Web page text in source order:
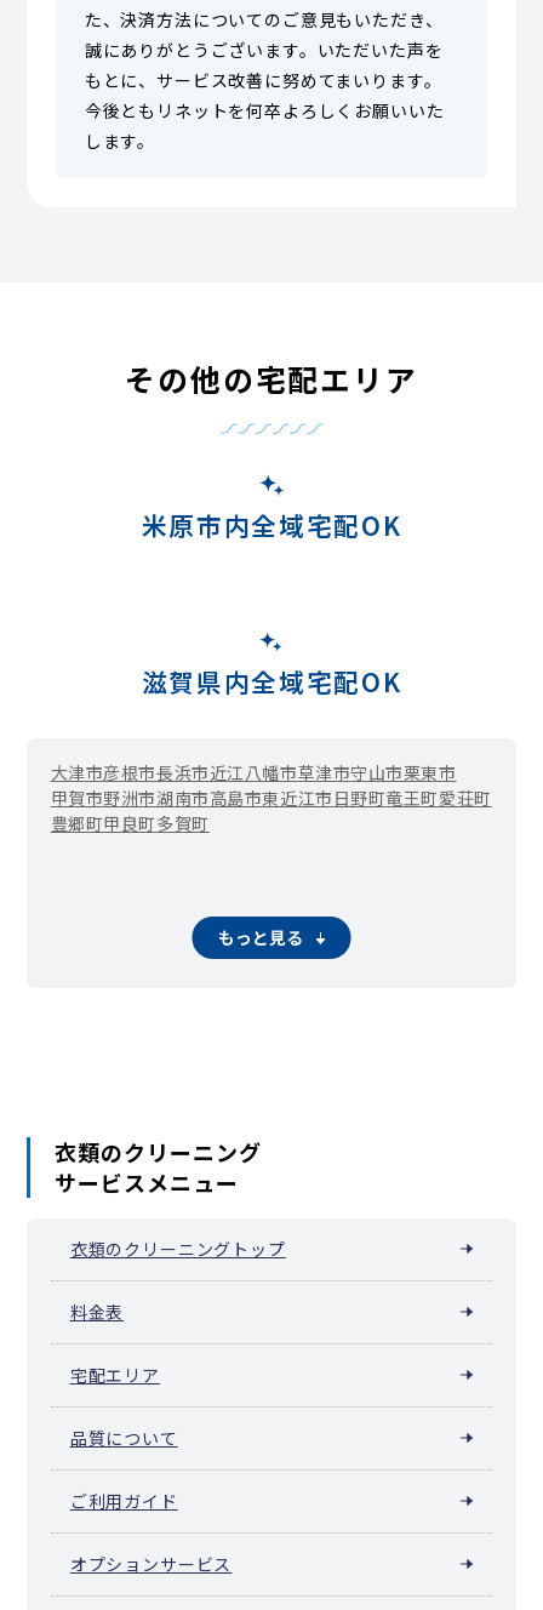
た、決済方法についてのご意見もいただき、
誠にありがとうございます。いただいた声を
もとに、サービス改善に努めてまいります。
今後ともリネットを何卒よろしくお願いいた
します。
その他の宅配エリア
米原市内全域宅配OK
滋賀県内全域宅配OK
大津市彦根市長浜市近江八幡市草津市守山市栗東市
甲賀市野洲市湖南市高島市東近江市 日野町竜王町愛荘町
豊郷町甲良町多賀町
もっと見る
衣類のクリーニング
サービスメニュー
衣類のクリーニングトップ
料金表
宅配エリア
品質について
ご利用ガイド
オプションサービス